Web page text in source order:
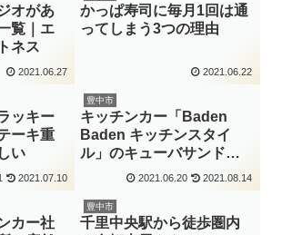
オがあ
覧｜エ
ネス
2021.06.27
かっぱ寿司に毎月1回は通
ってしまう3つの理由
2021.06.22
ッキー
ーキ重
い
2021.07.10
豊中市
キッチンカー「Baden
Baden キッチンスタイ
ル」のキューバサンドが
美味しかった
2021.06.20 2021.08.14
カー社
豊中市
千里中央駅から徒歩圏内